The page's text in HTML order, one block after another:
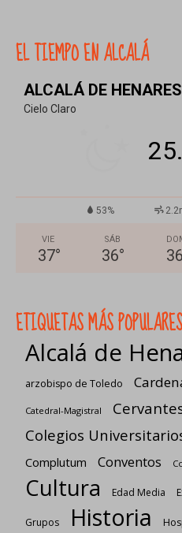
EL TIEMPO EN ALCALÁ
ALCALÁ DE HENARES
Cielo Claro
53%
VIE
37°
SÁB
36° 36
ETIQUETAS MÁS POPULARES
Alcalá de
arzobispo de Toledo
Catedral-Magistral
Colegios
Complutum Conventos
Cultura Edad Media
Grupos Historia